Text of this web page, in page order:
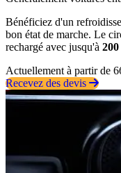
Bénéficiez d'un
bon état de marche. Le
rechargé avec jusqu'à 200
Actuellement à partir de
Recevez des devis